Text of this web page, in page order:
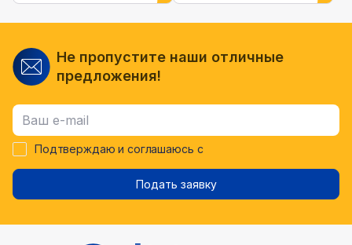
Не пропустите наши отличные
предложения!
Подтверждаю и соглашаюсь с
Подать заявку